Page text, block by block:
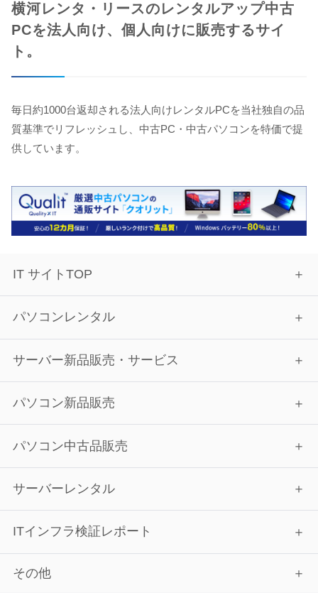
横河レンタ・リースのレンタルアップ中古
PCを法人向け、個人向けに販売するサイ
ト。
毎日約1000台返却される法人向けレンタルPCを当社独自の品
質基準でリフレッシュし、中古PC・中古パソコンを特価で提
供しています。
IT サイトTOP
パソコンレンタル
サーバー新品販売・サービス
パソコン新品販売
パソコン中古品販売
サーバーレンタル
ITインフラ検証レポート
その他